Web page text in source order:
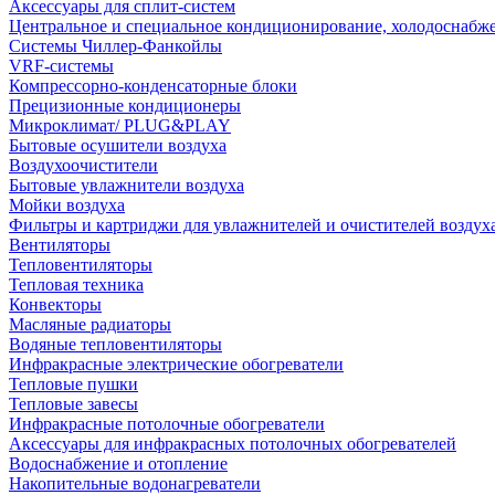
Аксессуары для сплит-систем
Центральное и специальное кондиционирование,
Системы Чиллер-Фанкойлы
VRF-системы
Компрессорно-конденсаторные блоки
Прецизионные кондиционеры
Микроклимат/ PLUG&PLAY
Бытовые осушители воздуха
Воздухоочистители
Бытовые увлажнители воздуха
Мойки воздуха
Фильтры и картриджи для увлажнителей и очистителей
Вентиляторы
Тепловентиляторы
Тепловая техника
Конвекторы
Масляные радиаторы
Водяные тепловентиляторы
Инфракрасные электрические обогреватели
Тепловые пушки
Тепловые завесы
Инфракрасные потолочные обогреватели
Аксессуары для инфракрасных потолочных обогревателей
Водоснабжение и отопление
Накопительные водонагреватели